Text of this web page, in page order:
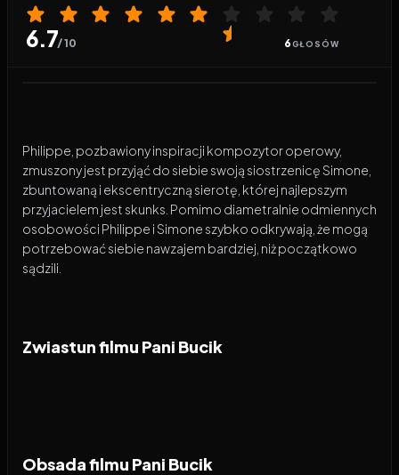
6.7/ 10 6GŁOSÓW
Philippe, pozbawiony inspiracji kompozytor operowy,
zmuszony jest przyjąć do siebie swoją siostrzenicę Simone,
zbuntowaną i ekscentryczną sierotę, której najlepszym
przyjacielem jest skunks. Pomimo diametralnie odmiennych
osobowości Philippe i Simone szybko odkrywają, że mogą
potrzebować siebie nawzajem bardziej, niż początkowo
sądzili.
Zwiastun filmu Pani Bucik
Obsada filmu Pani Bucik